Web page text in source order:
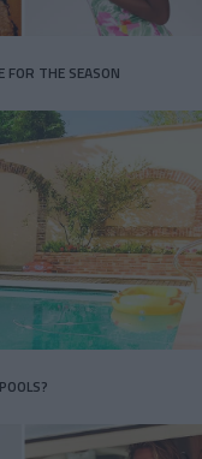
THE SEASON